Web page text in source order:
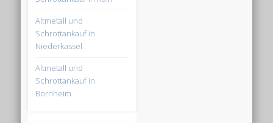
Altmetall und
Schrottankauf in
Niederkassel
Altmetall und
Schrottankauf in
Bornheim